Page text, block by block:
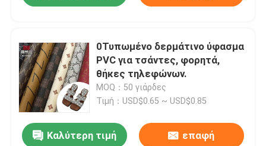
0Τυπωμένο δερμάτινο ύφασμα
PVC για τσάντες, φορητά,
θήκες τηλεφώνων.
MOQ：50 γιάρδες
Τιμή：USD$0.65 ~ USD$0.85
Καλύτερη τιμή επαφή